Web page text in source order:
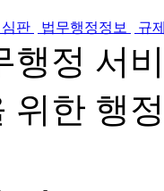
판 법무행정정보 규
행정 서
위한 행